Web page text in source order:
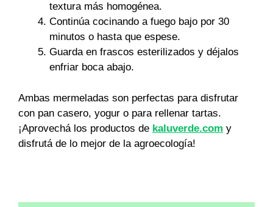
textura más homogénea.
Continúa cocinando a fuego bajo por 30
minutos o hasta que espese.
Guarda en frascos esterilizados y déjalos
enfriar boca abajo.
Ambas mermeladas son perfectas para disfrutar
con pan casero, yogur o para rellenar tartas.
¡Aprovechá los productos de kaluverde.com y
disfrutá de lo mejor de la agroecología!